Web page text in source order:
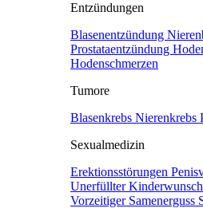
Entzündungen
Blasenentzündung
Prostataentzündung
Hodenschmerzen
Tumore
Blasenkrebs Nierenkrebs
Sexualmedizin
Erektionsstörungen
Unerfüllter Kinderwunsch
Vorzeitiger Samenerguss